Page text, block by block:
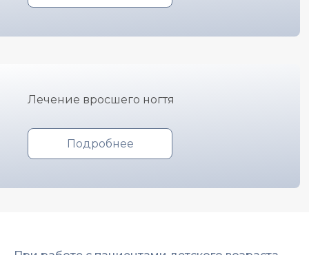
Лечение вросшего ногтя
Подробнее